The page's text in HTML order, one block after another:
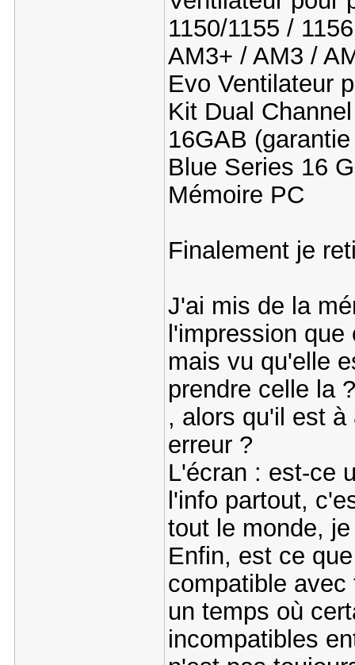
1150/1155 /
AM3+ / AM3 /
Evo Ventilateur
Kit Dual
16GAB
Blue Series 16
Mémoire PC
Finalement je
J'ai mis de la
l'impression
mais vu qu'elle
prendre celle la
, alors qu'il est
erreur ?
L'écran : est-ce
l'info partout,
tout le monde,
Enfin, est ce
compatible
un temps où
incompatibles